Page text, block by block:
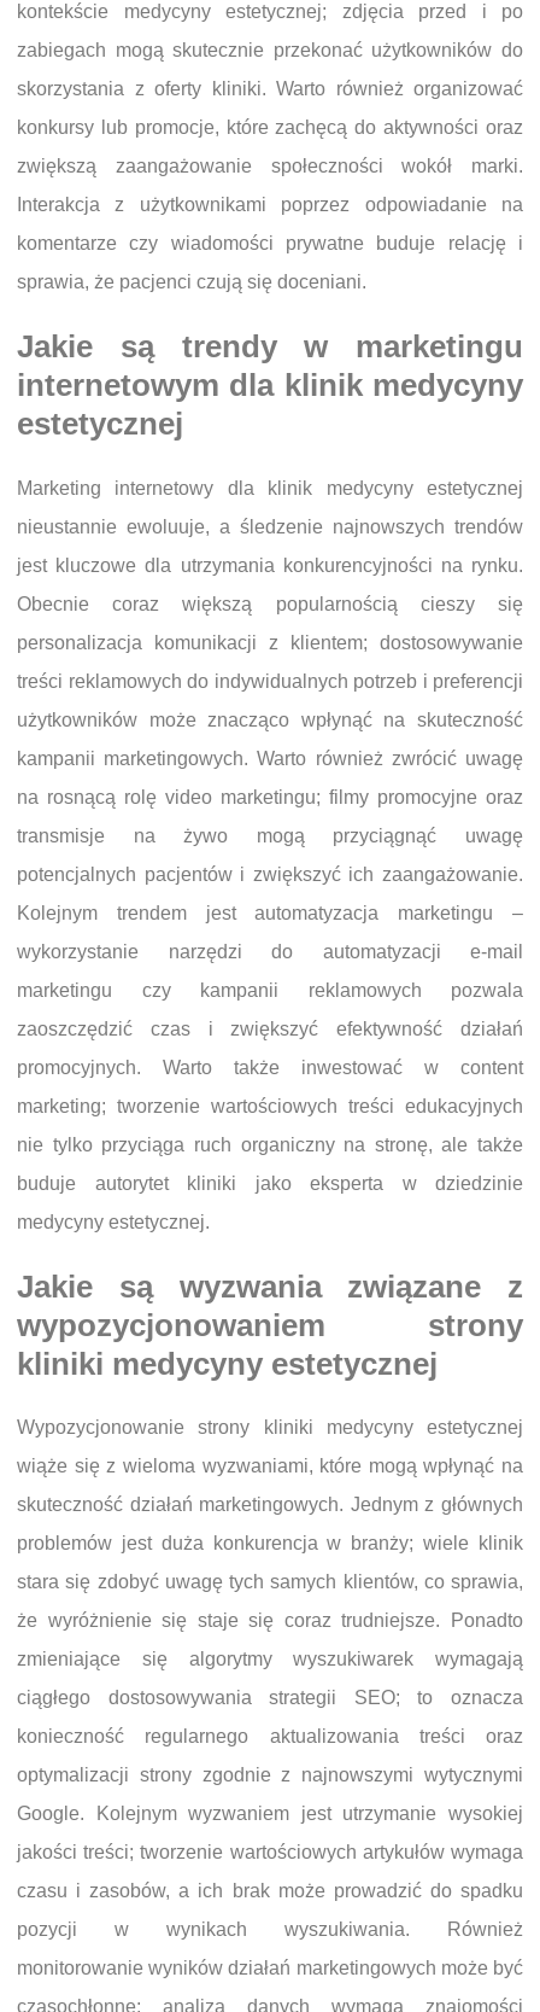
kontekście medycyny estetycznej; zdjęcia przed i po
zabiegach mogą skutecznie przekonać użytkowników do
skorzystania z oferty kliniki. Warto również organizować
konkursy lub promocje, które zachęcą do aktywności oraz
zwiększą zaangażowanie społeczności wokół marki.
Interakcja z użytkownikami poprzez odpowiadanie na
komentarze czy wiadomości prywatne buduje relację i
sprawia, że pacjenci czują się doceniani.
Jakie są trendy w marketingu
internetowym dla klinik medycyny
estetycznej
Marketing internetowy dla klinik medycyny estetycznej
nieustannie ewoluuje, a śledzenie najnowszych trendów
jest kluczowe dla utrzymania konkurencyjności na rynku.
Obecnie coraz większą popularnością cieszy się
personalizacja komunikacji z klientem; dostosowywanie
treści reklamowych do indywidualnych potrzeb i preferencji
użytkowników może znacząco wpłynąć na skuteczność
kampanii marketingowych. Warto również zwrócić uwagę
na rosnącą rolę video marketingu; filmy promocyjne oraz
transmisje na żywo mogą przyciągnąć uwagę
potencjalnych pacjentów i zwiększyć ich zaangażowanie.
Kolejnym trendem jest automatyzacja marketingu –
wykorzystanie narzędzi do automatyzacji e-mail
marketingu czy kampanii reklamowych pozwala
zaoszczędzić czas i zwiększyć efektywność działań
promocyjnych. Warto także inwestować w content
marketing; tworzenie wartościowych treści edukacyjnych
nie tylko przyciąga ruch organiczny na stronę, ale także
buduje autorytet kliniki jako eksperta w dziedzinie
medycyny estetycznej.
Jakie są wyzwania związane z
wypozycjonowaniem strony
kliniki medycyny estetycznej
Wypozycjonowanie strony kliniki medycyny estetycznej
wiąże się z wieloma wyzwaniami, które mogą wpłynąć na
skuteczność działań marketingowych. Jednym z głównych
problemów jest duża konkurencja w branży; wiele klinik
stara się zdobyć uwagę tych samych klientów, co sprawia,
że wyróżnienie się staje się coraz trudniejsze. Ponadto
zmieniające się algorytmy wyszukiwarek wymagają
ciągłego dostosowywania strategii SEO; to oznacza
konieczność regularnego aktualizowania treści oraz
optymalizacji strony zgodnie z najnowszymi wytycznymi
Google. Kolejnym wyzwaniem jest utrzymanie wysokiej
jakości treści; tworzenie wartościowych artykułów wymaga
czasu i zasobów, a ich brak może prowadzić do spadku
pozycji w wynikach wyszukiwania. Również
monitorowanie wyników działań marketingowych może być
czasochłonne; analiza danych wymaga znajomości